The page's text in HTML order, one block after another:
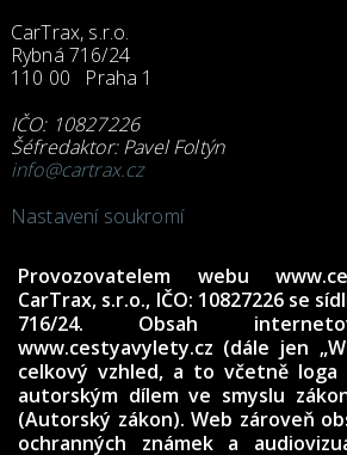
CarTrax, s.r.o.
Rybná 716/24
110 00 Praha 1
IČO: 10827226
Šéfredaktor: Pavel Foltýn
info@cartrax.cz
Nastavení soukromí
Provozovatelem webu
CarTrax, s.r.o., IČO: 10827226 se
716/24. Obsah
www.cestyavylety.cz (dále jen
celkový vzhled, a to včetně
autorským dílem ve smyslu
(Autorský zákon). Web zároveň
ochranných známek a